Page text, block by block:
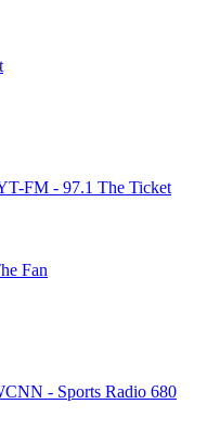
FM - 97.1 The Ticket
Fan
- Sports Radio 680